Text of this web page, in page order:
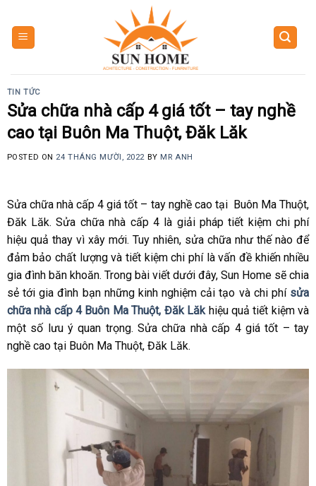
content
TIN TỨC
Sửa chữa nhà cấp 4 giá tốt – tay nghề
cao tại Buôn Ma Thuột, Đăk Lăk
POSTED ON 24 THÁNG MƯỜI, 2022 BY MR ANH
Sửa chữa nhà cấp 4 giá tốt – tay nghề cao tại Buôn Ma Thuột,
Đăk Lăk.Sửa chữa nhà cấp 4 là giải pháp tiết kiệm chi phí
hiệu quả thay vì xây mới. Tuy nhiên, sửa chữa như thế nào để
đảm bảo chất lượng và tiết kiệm chi phí là vấn đề khiến nhiều
gia đình băn khoăn. Trong bài viết dưới đây, Sun Home sẽ chia
sẻ tới gia đình bạn những kinh nghiệm cải tạo và chi phí sửa
chữa nhà cấp 4 Buôn Ma Thuột, Đăk Lăk hiệu quả tiết kiệm và
một số lưu ý quan trọng. Sửa chữa nhà cấp 4 giá tốt – tay
nghề cao tại Buôn Ma Thuột, Đăk Lăk.